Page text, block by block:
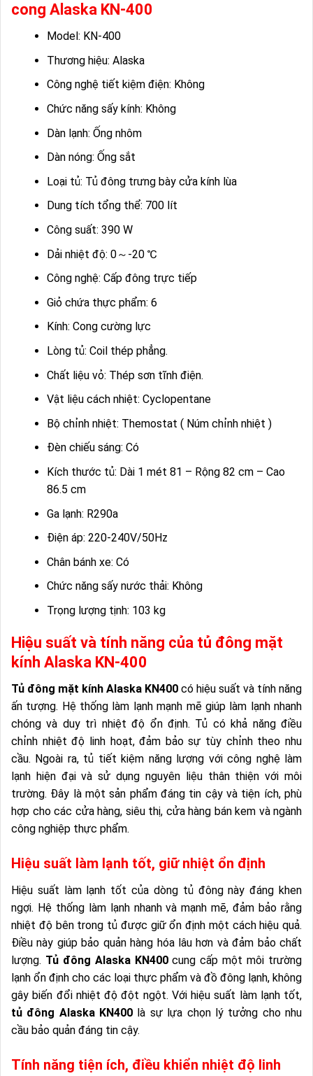
cong Alaska KN-400
Model: KN-400
Thương hiệu: Alaska
Công nghệ tiết kiệm điện: Không
Chức năng sấy kính: Không
Dàn lạnh: Ống nhôm
Dàn nóng: Ống sắt
Loại tủ: Tủ đông trưng bày cửa kính lùa
Dung tích tổng thể: 700 lít
Công suất: 390 W
Dải nhiệt độ: 0～-20 ℃
Công nghệ: Cấp đông trực tiếp
Giỏ chứa thực phẩm: 6
Kính: Cong cường lực
Lòng tủ: Coil thép phẳng.
Chất liệu vỏ: Thép sơn tĩnh điện.
Vật liệu cách nhiệt: Cyclopentane
Bộ chỉnh nhiệt: Themostat ( Núm chỉnh nhiệt )
Đèn chiếu sáng: Có
Kích thước tủ: Dài 1 mét 81 – Rộng 82 cm – Cao
86.5 cm
Ga lạnh: R290a
Điện áp: 220-240V/50Hz
Chân bánh xe: Có
Chức năng sấy nước thải: Không
Trọng lượng tịnh: 103 kg
Hiệu suất và tính năng của tủ đông mặt
kính Alaska KN-400
Tủ đông mặt kính Alaska KN400 có hiệu suất và tính năng
ấn tượng. Hệ thống làm lạnh mạnh mẽ giúp làm lạnh nhanh
chóng và duy trì nhiệt độ ổn định. Tủ có khả năng điều
chỉnh nhiệt độ linh hoạt, đảm bảo sự tùy chỉnh theo nhu
cầu. Ngoài ra, tủ tiết kiệm năng lượng với công nghệ làm
lạnh hiện đại và sử dụng nguyên liệu thân thiện với môi
trường. Đây là một sản phẩm đáng tin cậy và tiện ích, phù
hợp cho các cửa hàng, siêu thị, cửa hàng bán kem và ngành
công nghiệp thực phẩm.
Hiệu suất làm lạnh tốt, giữ nhiệt ổn định
Hiệu suất làm lạnh tốt của dòng tủ đông này đáng khen
ngợi. Hệ thống làm lạnh nhanh và mạnh mẽ, đảm bảo rằng
nhiệt độ bên trong tủ được giữ ổn định một cách hiệu quả.
Điều này giúp bảo quản hàng hóa lâu hơn và đảm bảo chất
lượng. Tủ đông Alaska KN400cung cấp một môi trường
lạnh ổn định cho các loại thực phẩm và đồ đông lạnh, không
gây biến đổi nhiệt độ đột ngột. Với hiệu suất làm lạnh tốt,
tủ đông Alaska KN400 là sự lựa chọn lý tưởng cho nhu
cầu bảo quản đáng tin cậy.
Tính năng tiện ích, điều khiển nhiệt độ linh